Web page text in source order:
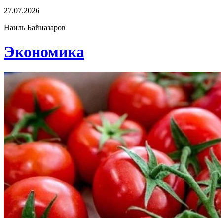
27.07.2026
Наиль Байназаров
Экономика